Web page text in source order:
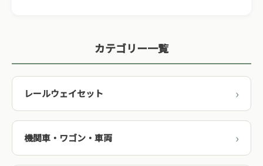
カテゴリー一覧
レールウェイセット
機関車・ワゴン・車両